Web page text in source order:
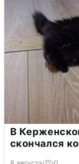
В
скончался